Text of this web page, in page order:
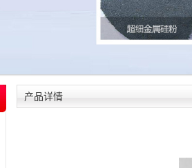
产品详情